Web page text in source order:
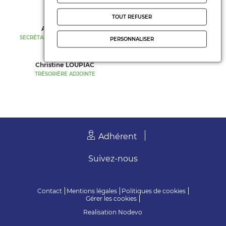
Anaïs DENOUX
SECRÉTAIRE GÉNÉRALE ADJOINTE TRÉSORIÈRE
Christine LOUPIAC
TRÉSORIÈRE ADJOINTE
Adhérent
Contact Mentions légales
Politiques de cookies
Gérer les cookies
Realisation Nodevo
Suivez-nous
TOUT REFUSER
PERSONNALISER